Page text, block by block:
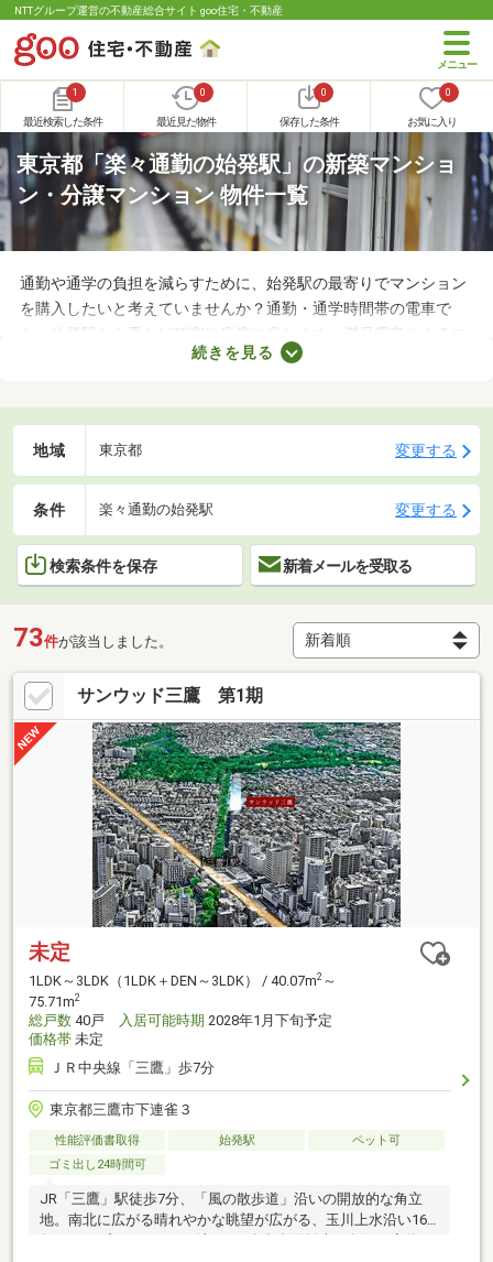
NTTグループ運営の不動産総合サイト goo住宅・不動産
1
最近検索した条件
0
最近見た物件
0
保存した条件
0
お気に入り
東京都「楽々通勤の始発駅」の新築マンショ
ン・分譲マンション 物件一覧
通勤や通学の負担を減らすために、始発駅の最寄りでマンション
を購入したいと考えていませんか？通勤・通学時間帯の電車で
も、始発駅から乗れば確実に座席に座れます。満員電車によるス
トレスを軽減できるので、楽々通勤・通学が叶うでしょう。ここ
素敵な物件を探してみてくださいね。
続きを見る
地域 東京都 変更する
条件 楽々通勤の始発駅 変更する
検索条件を保存 新着メールを受取る
73件が該当しました。
サンウッド三鷹 第1期
未定
1LDK～3LDK（1LDK＋DEN～3LDK） / 40.07m2 ～
75.71m2
総戸数 40戸 入居可能時期 2028年1月下旬予定
価格帯 未定
ＪＲ中央線「三鷹」歩7分
東京都三鷹市下連雀３
性能評価書取得 始発駅
ペット可
ゴミ出し24時間可
JR「三鷹」駅徒歩7分、「風の散歩道」沿いの開放的な角立
地。南北に広がる晴れやかな眺望が広がる、玉川上水沿い16
年ぶりのプロジェクト（注1）。全邸多面採光・角住戸率約